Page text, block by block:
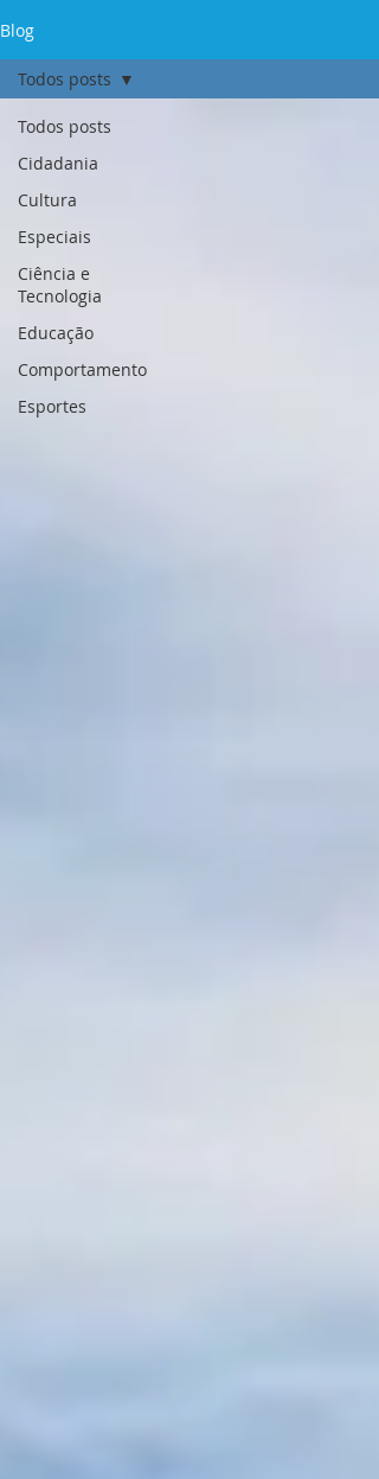
Blog
Todos posts
Cidadania
Cultura
Especiais
Ciência e
Tecnologia
Educação
Comportamento
Esportes
Todos posts